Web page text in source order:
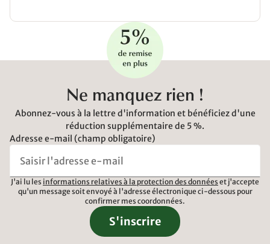
Ne manquez rien !
Abonnez-vous à la lettre d'information et bénéficiez d'une
réduction supplémentaire de 5 %.
Adresse e-mail (champ obligatoire)
J'ai lu les informations relatives à la protection des données et j'accepte
qu'un message soit envoyé à l'adresse électronique ci-dessous pour
confirmer mes coordonnées.
S'inscrire